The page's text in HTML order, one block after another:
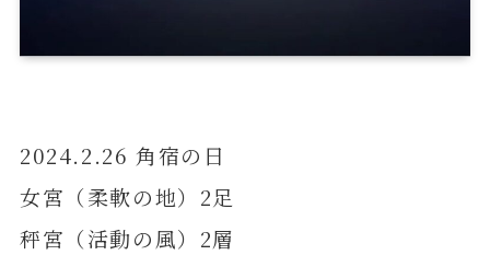
2024.2.26 角宿の日
女宮（柔軟の地）2足
秤宮（活動の風）2層